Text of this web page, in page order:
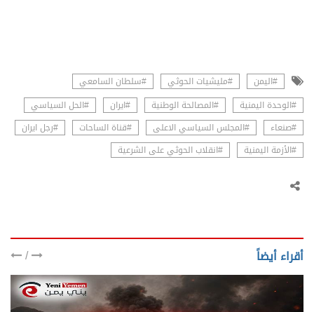
#اليمن #مليشيات الحوثي
#سلطان السامعي
#الوحدة اليمنية
#المصالحة الوطنية #ايران
#الحل السياسي
#صنعاء
#المجلس السياسي الاعلى #قناة الساحات
#رجل ايران
#الأزمة اليمنية
#انقلاب الحوثي على الشرعية
أقراء أيضاً /